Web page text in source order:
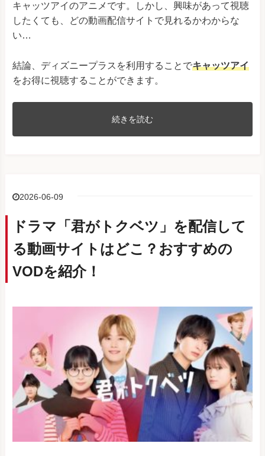
キャッツアイのアニメです。しかし、興味があって視聴
したくても、どの動画配信サイトで見れるかわからな
い…
結論、ディズニープラスを利用することでキャッツアイ
をお得に視聴することができます。
続きを読む
2026-06-09
ドラマ「君がトクベツ」を配信して
る動画サイトはどこ？おすすめの
VODを紹介！